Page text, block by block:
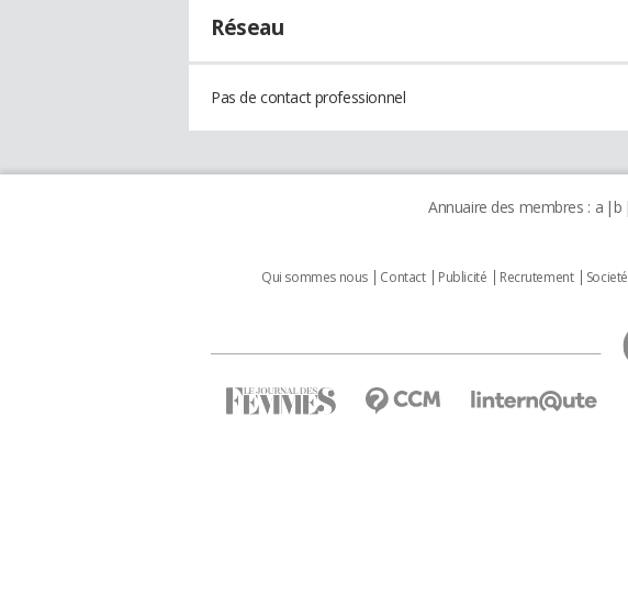
Réseau
Pas de contact professionnel
Annuaire des membres : a b
Qui sommes nous Contact Publicité Recrutement Societé